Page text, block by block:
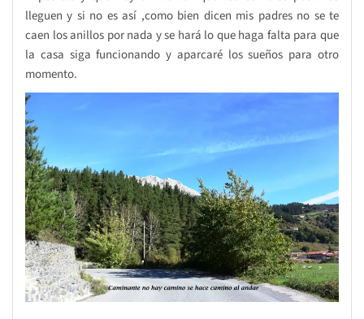
lleguen y si no es así ,como bien dicen mis padres no se te
caen los anillos por nada y se hará lo que haga falta para que
la casa siga funcionando y aparcaré los sueños para otro
momento.